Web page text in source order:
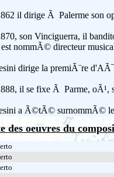
il dirige Ã Palerme son
son Vinciguerra, il
nommÃ© directeur
dirige la premiÃ¨re
il se fixe Ã Parme, oÃ¹,
a Ã©tÃ© surnommÃ© le
des oeuvres du